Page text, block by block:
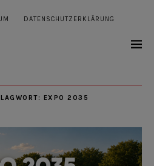
DATENSCHUTZERKLÄRUNG
EXPO 2035